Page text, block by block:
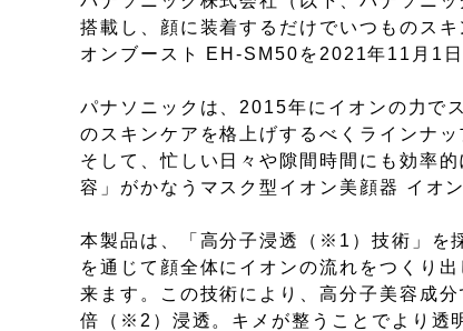
搭載し、顔に装着するだけでいつものス
オンブースト EH-SM50を2021年11月1日
パナソニックは、2015年にイオンの力で
のスキンケアを格上げするべくラインナ
そして、忙しい日々や隙間時間にも効率
容」がかなうマスク型イオン美顔器 イオ
本製品は、「高分子浸透（※1）技術」を
を通じて顔全体にイオンの流れをつくり
来ます。この技術により、高分子美容成
倍（※2）浸透。キメが整うことでより透